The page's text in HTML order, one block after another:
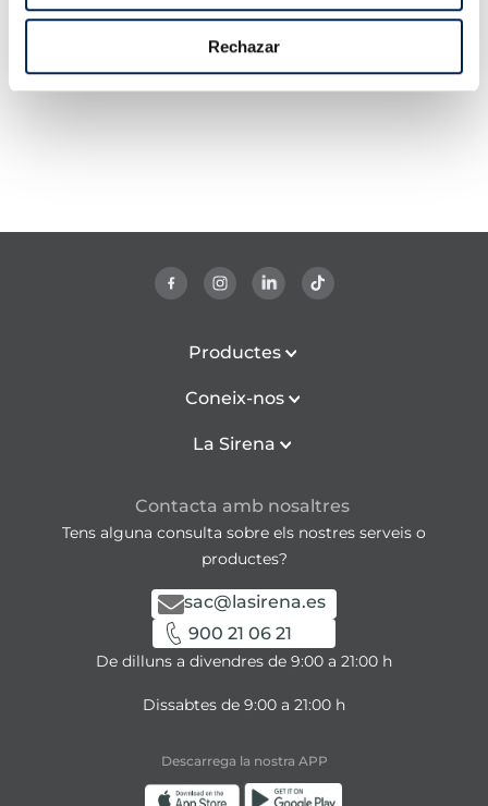
Rechazar
Productes
Coneix-nos
La Sirena
Contacta amb nosaltres
Tens alguna consulta sobre els nostres serveis o
productes?
sac@lasirena.es
900 21 06 21
De dilluns a divendres de 9:00 a 21:00 h
Dissabtes de 9:00 a 21:00 h
Descarrega la nostra APP